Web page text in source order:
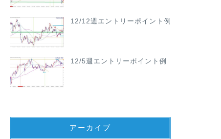
12/12週エントリーポイント例
12/5週エントリーポイント例
アーカイブ